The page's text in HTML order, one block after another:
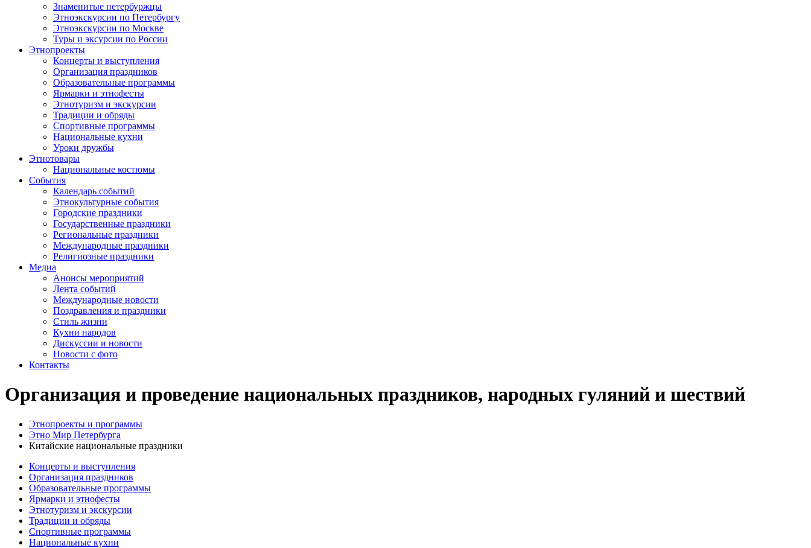
Знаменитые петербуржцы
Этноэкскурсии по Петербургу
Этноэкскурсии по Москве
Туры и эксурсии по России
Этнопроекты
Концерты и выступления
Организация праздников
Образовательные программы
Ярмарки и этнофесты
Этнотуризм и экскурсии
Традиции и обряды
Спортивные программы
Национальные кухни
Уроки дружбы
Этнотовары
Национальные костюмы
События
Календарь событий
Этнокультурные события
Городские праздники
Государственные праздники
Региональные праздники
Международные праздники
Религиозные праздники
Медиа
Анонсы мероприятий
Лента событий
Международные новости
Поздравления и праздники
Cтиль жизни
Кухни народов
Дискуссии и новости
Новости с фото
Контакты
Организация и проведение национальных праздников, народных гуляний и шествий
Этнопроекты и программы
Этно Мир Петербурга
Китайские национальные праздники
Концерты и выступления
Организация праздников
Образовательные программы
Ярмарки и этнофесты
Этнотуризм и экскурсии
Традиции и обряды
Спортивные программы
Национальные кухни